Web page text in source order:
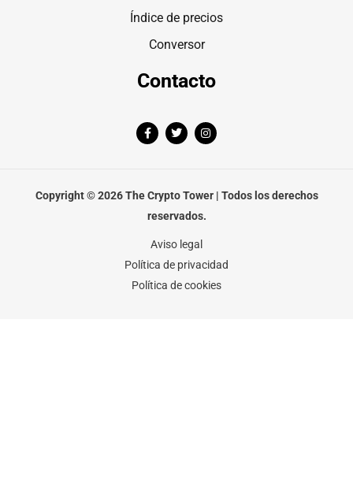
Índice de precios
Conversor
Contacto
F
a
o
-
T
w
r
I
n
r
m
Copyright © 2026 The Crypto Tower | Todos los derechos
reservados.
Aviso legal
Política de privacidad
Política de cookies